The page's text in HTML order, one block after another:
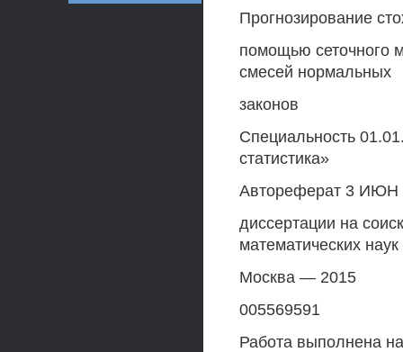
Прогнозирование
помощью сеточного
смесей нормальных
законов
Специальность
статистика»
Автореферат 3 ИЮН
диссертации на
математических наук
Москва — 2015
005569591
Работа выполнена